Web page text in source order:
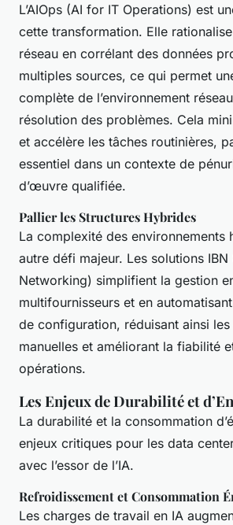
L’AIOps (AI for IT Operations) est
cette transformation. Elle
réseau en corrélant des données
multiples sources, ce qui permet
complète de l’environnement
résolution des problèmes. Cela
et accélère les tâches routinières,
essentiel dans un contexte de
d’œuvre qualifiée.
Pallier les Structures Hybrides
La complexité des environnements
autre défi majeur. Les solutions IBN
Networking) simplifient la gestion
multifournisseurs et en
de configuration, réduisant ainsi les
manuelles et améliorant la fiabilité
opérations.
Les Enjeux de Durabilité et
La durabilité et la consommation
enjeux critiques pour les data
avec l’essor de l’IA.
Refroidissement et Consommation
Les charges de travail en IA